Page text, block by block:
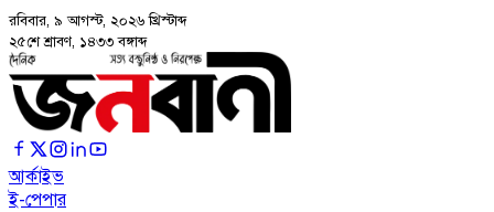
রবিবার, ৯ আগস্ট, ২০২৬ খ্রিস্টাব্দ
২৫শে শ্রাবণ, ১৪৩৩ বঙ্গাব্দ
আর্কাইভ
ই-পেপার